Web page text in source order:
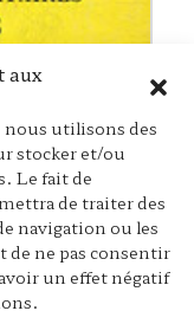
aux
utilisons des
stocker et/ou
Le fait de
de traiter des
navigation ou les
ne pas consentir
un effet négatif